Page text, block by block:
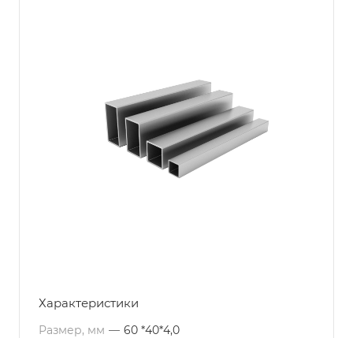
Характеристики
Размер, мм — 60 *40*4,0